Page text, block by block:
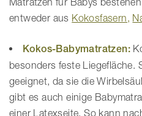
entweder aus Kokosfasern,
Kokos-Babymatratzen:
besonders feste Liegefläche.
geeignet, da sie die
gibt es auch einige
einer Latexseite. So kann